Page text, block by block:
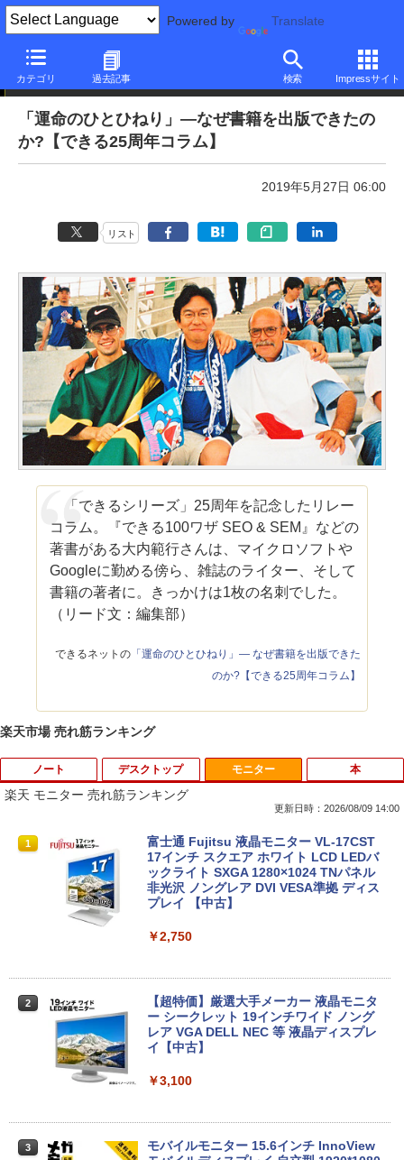
Powered by Translate
カテゴリ 過去記事 検索 Impressサイト
本日のできるネット
「運命のひとひねり」―なぜ書籍を出版できたの
か?【できる25周年コラム】
2019年5月27日 06:00
リスト
「できるシリーズ」25周年を記念したリレー
コラム。『できる100ワザ SEO & SEM』などの
著書がある大内範行さんは、マイクロソフトや
Googleに勤める傍ら、雑誌のライター、そして
書籍の著者に。きっかけは1枚の名刺でした。
（リード文：編集部）
できるネットの「運命のひとひねり」― なぜ書籍を出版できた
のか?【できる25周年コラム】
楽天市場 売れ筋ランキング
ノート
1
【★最大100%ポイント】【大特価!訳あ
り!】富士通 LIFEBOOK A576/第6世代 C
ore i3/メモリ:4GB/SSD:128GB/15.6型液
晶/USB 3.0/VGA/HDMI/DVD/Office/中古
パソコン ノートパソコン Windows11 W
【マラソンP5倍/10%オフクーポン】中古
ノートパソコン Windows11 Pro Office
付き Panasonic Let's note CF-NX3 第4
12.1インチ Bluetoot WEBカメラ Wi-Fi
￥9,800
デスクトップ モニター
楽天 モニター 売れ筋ランキング
更新日時：2026/08/09 14:00
1
富士通 Fujitsu 液晶モニター VL-17CST
17インチ スクエア ホワイト LCD LEDバ
ックライト SXGA 1280×1024 TNパネル
非光沢 ノングレア DVI VESA準拠 ディス
プレイ 【中古】
￥2,750
2
【超特価】厳選大手メーカー 液晶モニタ
ー シークレット 19インチワイド ノング
レア VGA DELL NEC 等 液晶ディスプレ
イ【中古】
￥3,100
3
モバイルモニター 15.6インチ InnoView
本